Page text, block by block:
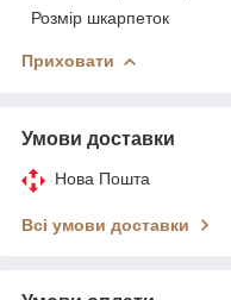
Розмір шкарпеток
Приховати
Умови доставки
Нова Пошта
Всі умови доставки